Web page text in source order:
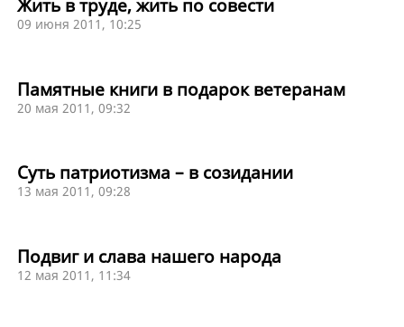
Жить в труде, жить по совести
09 июня 2011, 10:25
Памятные книги в подарок ветеранам
20 мая 2011, 09:32
Суть патриотизма – в созидании
13 мая 2011, 09:28
Подвиг и слава нашего народа
12 мая 2011, 11:34